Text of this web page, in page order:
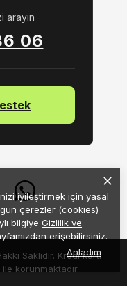
iyileştirmek için yasal
çerezler (cookies)
bilgiye Gizlilik ve
erişebilirsiniz.
Anladım
arayın
06
Saklıdır. Kredi kartı
korunmaktadır.